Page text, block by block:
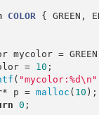
COLOR {
=
10 ;
( "mycolor:%d\n"
* p = malloc ( 10
0 ;